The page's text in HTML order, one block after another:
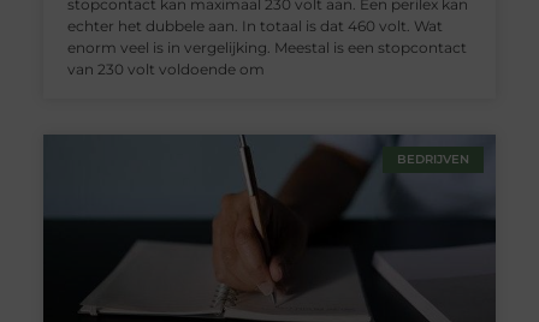
stopcontact kan maximaal 230 volt aan. Een perilex kan
echter het dubbele aan. In totaal is dat 460 volt. Wat
enorm veel is in vergelijking. Meestal is een stopcontact
van 230 volt voldoende om
BEDRIJVEN